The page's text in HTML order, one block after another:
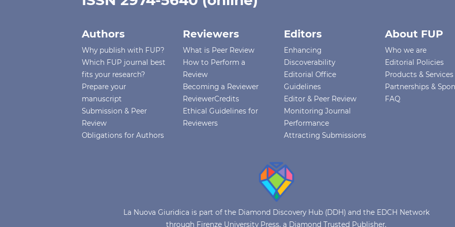
Authors
Why publish with FUP?
Which FUP journal best
fits your research?
Prepare your
manuscript
Submission & Peer
Review
Obligations for Authors
Reviewers
What is Peer Review
How to Perform a
Review
Becoming a Reviewer
ReviewerCredits
Ethical Guidelines for
Reviewers
Editors
Enhancing
Discoverability
Editorial Office
Guidelines
Editor & Peer Review
Monitoring Journal
Performance
Attracting Submissions
About FUP
Who we are
Editorial Policies
Products & Services
Partnerships &
FAQ
La Nuova Giuridica is part of the Diamond Discovery Hub (DDH) and the EDCH Network
through Firenze University Press, a Diamond Trusted Publisher.